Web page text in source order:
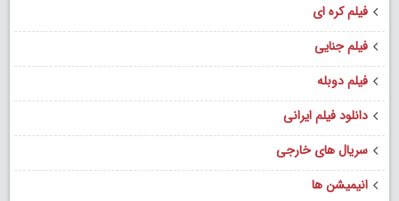
فیلم کره ای
فیلم جنایی
فیلم دوبله
دانلود فیلم ایرانی
سریال های خارجی
انیمیشن ها